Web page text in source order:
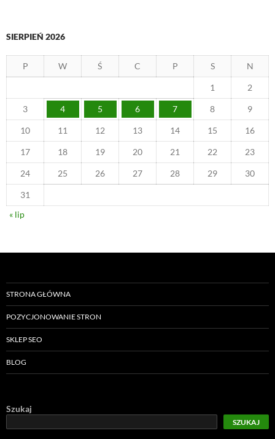
SIERPIEŃ 2026
P W Ś C P S N
1 2
3 4 5 6 7 8 9
10 11 12 13 14 15 16
17 18 19 20 21 22 23
24 25 26 27 28 29 30
31
« lip
STRONA GŁÓWNA
POZYCJONOWANIE STRON
SKLEP SEO
BLOG
Szukaj
SZUKAJ